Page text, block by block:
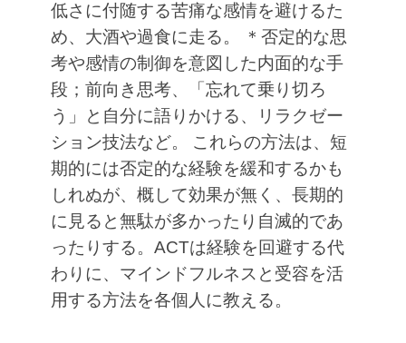
低さに付随する苦痛な感情を避けるた
め、大酒や過食に走る。
＊否定的な思
考や感情の制御を意図した内面的な手
段；前向き思考、「忘れて乗り切ろ
う」と自分に語りかける、リラクゼー
ション技法など。
これらの方法は、短
期的には否定的な経験を緩和するかも
しれぬが、概して効果が無く、長期的
に見ると無駄が多かったり自滅的であ
ったりする。ACTは経験を回避する代
わりに、マインドフルネスと受容を活
用する方法を各個人に教える。